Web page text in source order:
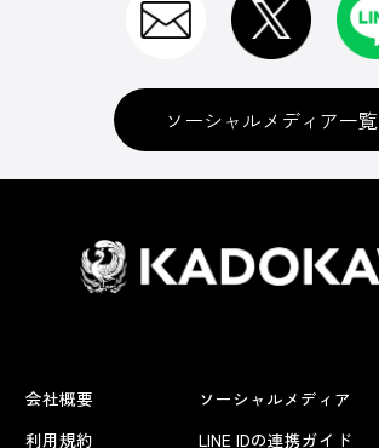
ソーシャルメディア一覧
会社概要
利用規約
ソーシャルメディア
LINE IDの連携ガイド